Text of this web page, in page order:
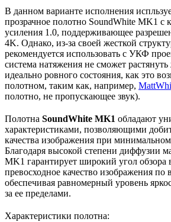
В данном варианте исполнения
прозрачное полотно SoundWhite MK1 с
усиления 1.0, поддерживающее
4K. Однако, из-за своей жесткой
рекомендуется использовать с УКФ
система натяжения не сможет
идеально ровного состояния, как это
полотном, таким как, например,
полотно, не пропускающее звук).
Полотна SoundWhite MK1 обладают
характеристиками, позволяющими
качества изображения при минимальном
Благодаря высокой степени диффузии
MK1 гарантирует широкий угол обзора
превосходное качество изображения по
обеспечивая равномерный уровень
за ее пределами.
Характеристики полотна: